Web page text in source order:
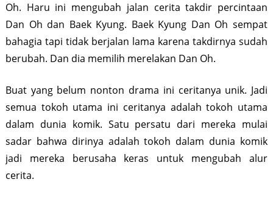
Oh. Haru ini mengubah jalan cerita takdir percintaan
Dan Oh dan Baek Kyung. Baek Kyung Dan Oh sempat
bahagia tapi tidak berjalan lama karena takdirnya sudah
berubah. Dan dia memilih merelakan Dan Oh.
Buat yang belum nonton drama ini ceritanya unik. Jadi
semua tokoh utama ini ceritanya adalah tokoh utama
dalam dunia komik. Satu persatu dari mereka mulai
sadar bahwa dirinya adalah tokoh dalam dunia komik
jadi mereka berusaha keras untuk mengubah alur
cerita.